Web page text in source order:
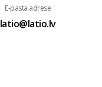
E-pasta adrese
latio@latio.lv